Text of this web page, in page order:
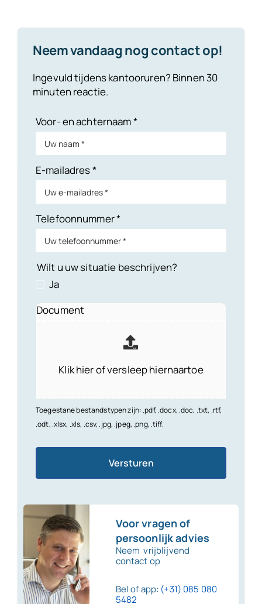
Neem vandaag nog contact op!
Ingevuld tijdens kantooruren? Binnen 30
minuten reactie.
Voor- en achternaam*
E-mailadres*
Telefoonnummer*
Wilt u uw situatie beschrijven?
Ja
Document
Klik hier of versleep hiernaartoe
Toegestane bestandstypen zijn: .pdf, .docx, .doc, .txt, .rtf,
.odt, .xlsx, .xls, .csv, .jpg, .jpeg, .png, .tiff.
Versturen
Voor vragen of
persoonlijk advies
Neem vrijblijvend
contact op
Bel of app: (+31) 085 080
5482